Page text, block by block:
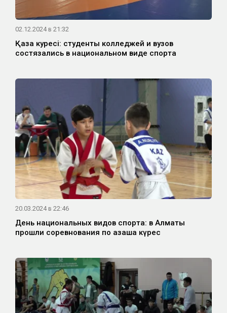
02.12.2024 в 21:32
Қазақ куресі: студенты колледжей и вузов
состязались в национальном виде спорта
20.03.2024 в 22:46
День национальных видов спорта: в Алматы
прошли соревнования по қазақша күрес